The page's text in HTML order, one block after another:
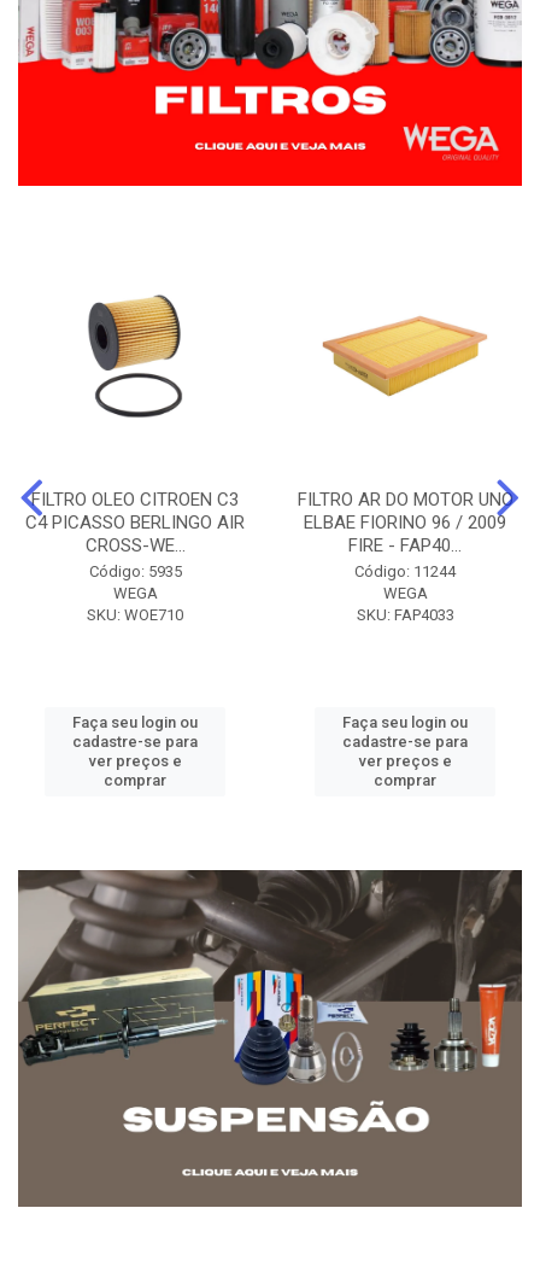
FILTRO OLEO CITROEN C3
C4 PICASSO BERLINGO AIR
CROSS-WE...
Código: 5935
WEGA
SKU: WOE710
Faça seu login ou
cadastre-se para
ver preços e
comprar
FILTRO AR DO MOTOR UNO
ELBAE FIORINO 96 / 2009
FIRE - FAP40...
Código: 11244
WEGA
SKU: FAP4033
Faça seu login ou
cadastre-se para
ver preços e
comprar